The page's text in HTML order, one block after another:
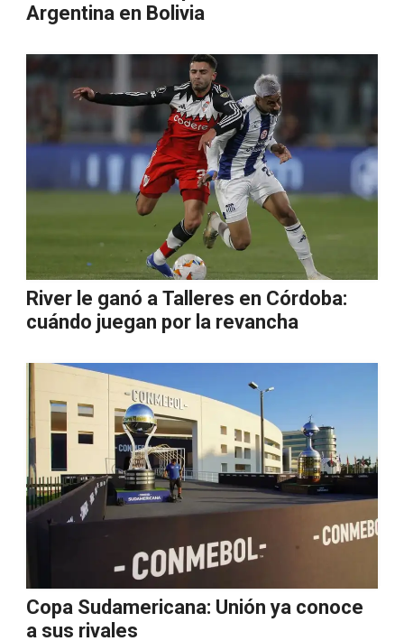
Argentina en Bolivia
River le ganó a Talleres en Córdoba:
cuándo juegan por la revancha
Copa Sudamericana: Unión ya conoce
a sus rivales